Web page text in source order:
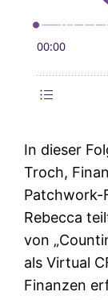
In dieser
Troch,
Patchwork-
Rebecca
von
als Virtual
Finanzen